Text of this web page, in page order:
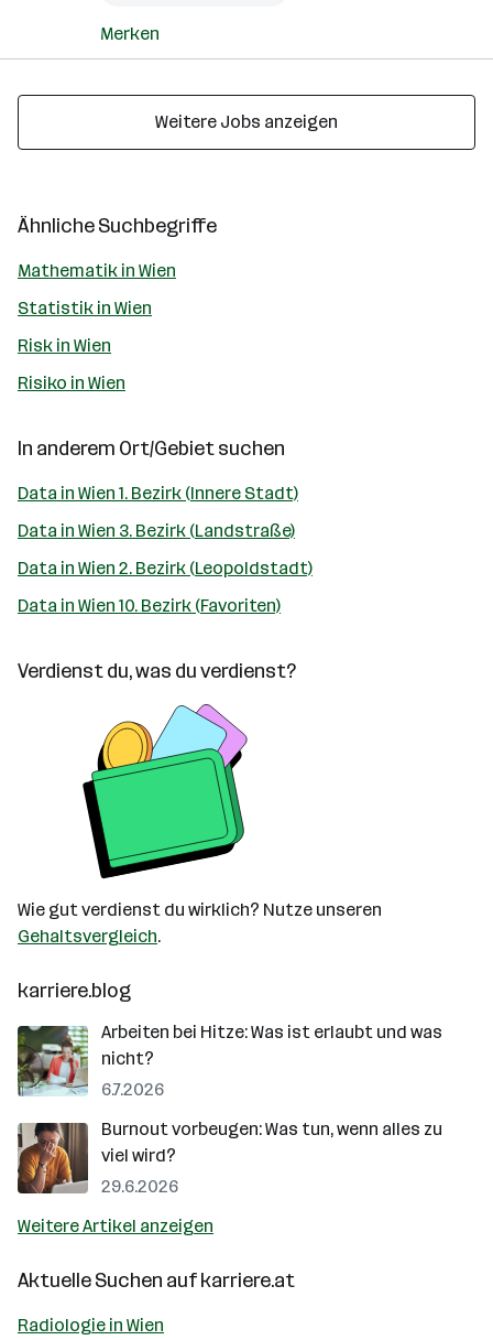
Merken
Weitere Jobs anzeigen
Ähnliche Suchbegriffe
Mathematik in Wien
Statistik in Wien
Risk in Wien
Risiko in Wien
In anderem Ort/Gebiet suchen
Data in Wien 1. Bezirk (Innere Stadt)
Data in Wien 3. Bezirk (Landstraße)
Data in Wien 2. Bezirk (Leopoldstadt)
Data in Wien 10. Bezirk (Favoriten)
Verdienst du, was du verdienst?
Wie gut verdienst du wirklich? Nutze unseren
Gehaltsvergleich.
karriere.blog
Arbeiten bei Hitze: Was ist erlaubt und was
nicht?
6.7.2026
Burnout vorbeugen: Was tun, wenn alles zu
viel wird?
29.6.2026
Weitere Artikel anzeigen
Aktuelle Suchen aufkarriere.at
Radiologie in Wien